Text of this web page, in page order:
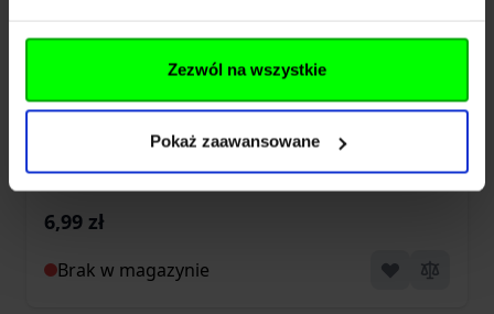
Zezwól na wszystkie
Pokaż zaawansowane
Światło chemiczne MFH - żółte (26014Q)
6,99 zł
Brak w magazynie